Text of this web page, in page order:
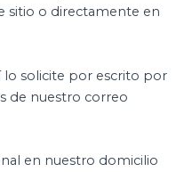
sitio o directamente en
lo solicite por escrito por
de nuestro correo
en nuestro domicilio